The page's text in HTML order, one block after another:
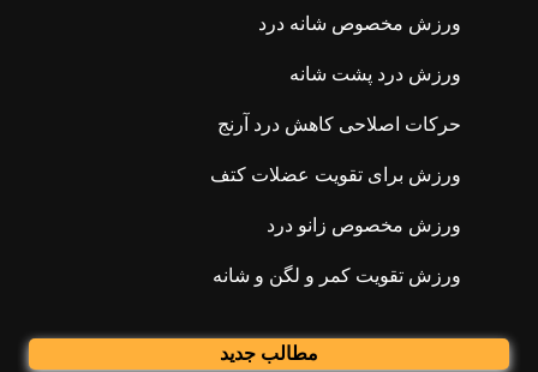
ورزش مخصوص شانه درد
ورزش درد پشت شانه
حرکات اصلاحی کاهش درد آرنج
ورزش برای تقویت عضلات کتف
ورزش مخصوص زانو درد
ورزش تقویت کمر و لگن و شانه
مطالب جدید